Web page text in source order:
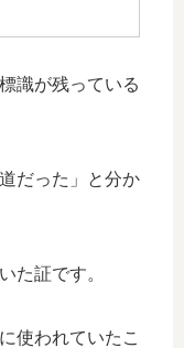
識が残っている
だった」と分か
た証です。
使われていたこ